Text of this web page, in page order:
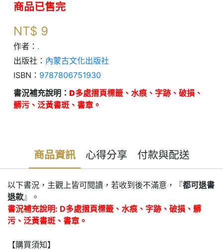
商品已售完
NT$ 9
作者： .
出版社： 內蒙古文化出版社
ISBN： 9787806751930
書況補充說明： D多處摺頁標籤、水痕、字跡、破損、
髒污、泛黃書斑、書章。
商品資訊 心得分享 付款與配送
以下書況，主觀上皆可閱讀，若收到後不滿意，『都可退書
退款』。
書況補充說明: D多處摺頁標籤、水痕、字跡、破損、髒
污、泛黃書斑、書章。
【購買須知】